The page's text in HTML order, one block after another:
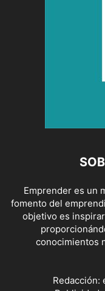
Emprender es un
fomento del
objetivo es
conocimientos
Redacción: